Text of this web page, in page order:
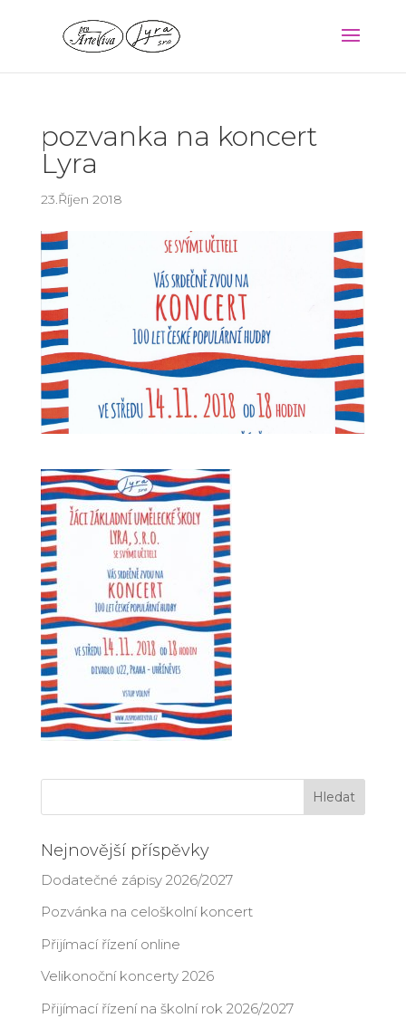
pozvanka na koncert
Lyra
23.Říjen 2018
Nejnovější příspěvky
Dodatečné zápisy 2026/2027
Pozvánka na celoškolní koncert
Přijímací řízení online
Velikonoční koncerty 2026
Přijímací řízení na školní rok 2026/2027